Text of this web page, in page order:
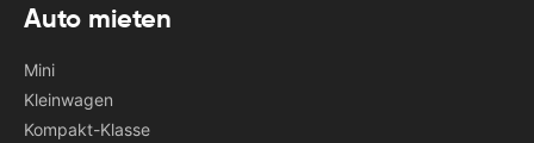
Auto mieten
Mini
Kleinwagen
Kompakt-Klasse